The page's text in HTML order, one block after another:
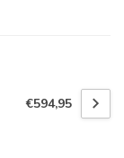
€594,95